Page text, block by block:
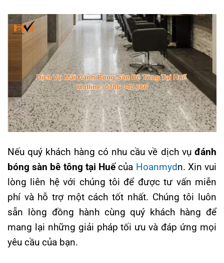
Nếu quý khách hàng có nhu cầu về dịch vụ đánh
bóng sàn bê tông tại Huếcủa Hoanmydn. Xin vui
lòng liên hệ với chúng tôi để được tư vấn miễn
phí và hỗ trợ một cách tốt nhất. Chúng tôi luôn
sẵn lòng đồng hành cùng quý khách hàng để
mang lại những giải pháp tối ưu và đáp ứng mọi
yêu cầu của bạn.